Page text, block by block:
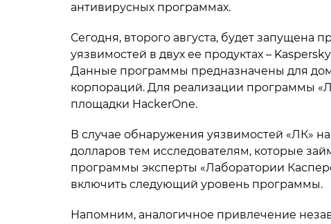
антивирусных программах.
Сегодня, второго августа, будет запущена
уязвимостей в двух ее продуктах –
Данные программы предназначены для
корпораций. Для реализации программы
площадки HackerOne.
В случае обнаружения уязвимостей «ЛК»
долларов тем исследователям, которые
программы эксперты «Лаборатории
включить следующий уровень программы.
Напомним, аналогичное привлечение